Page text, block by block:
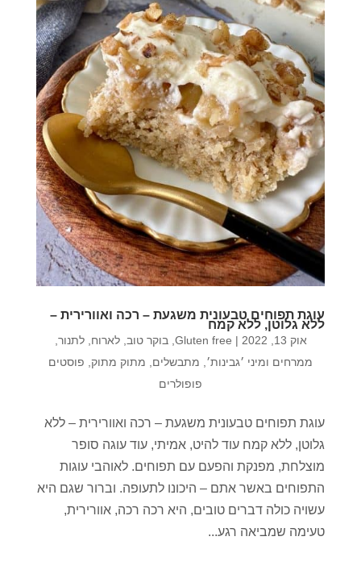
עוגת תפוחים טבעונית משגעת – רכה ואוורירית –
ללא גלוטן, ללא קמח
אוק 13, 2022 |
Gluten free בוקר טוב ,לארוח ,לתנור
ממרחים ומיני ׳גבינות׳
מתבשלים מתוק מתוק פוסטים
פופולרים
עוגת תפוחים טבעונית משגעת – רכה ואוורירית – ללא
גלוטן, ללא קמח עוד להיט, אמיתי, עוד עוגה סופר
מוצלחת, מפנקת והפעם עם תפוחים. לאוהבי עוגות
התפוחים באשר אתם – היכונו לתעופה. וברור שגם היא
עשויה כולה דברים טובים, היא רכה רכה, אוורירית,
טעימה שמביאה רגע...